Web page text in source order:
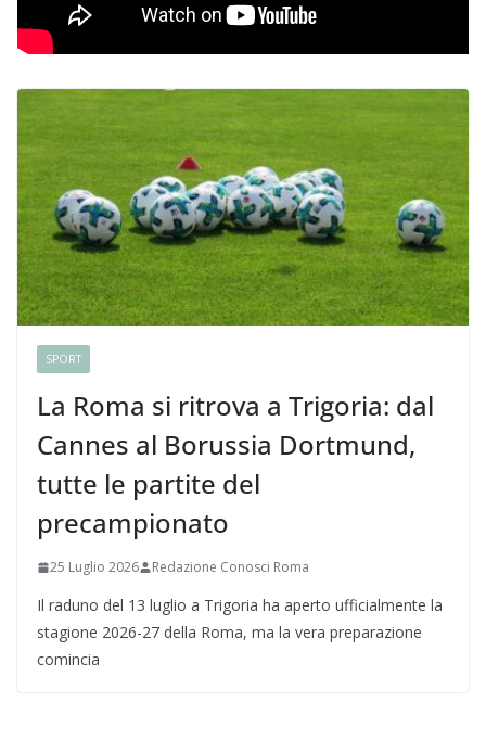
SPORT
La Roma si ritrova a Trigoria: dal
Cannes al Borussia Dortmund,
tutte le partite del
precampionato
25 Luglio 2026 Redazione Conosci Roma
Il raduno del 13 luglio a Trigoria ha aperto ufficialmente la
stagione 2026-27 della Roma, ma la vera preparazione
comincia